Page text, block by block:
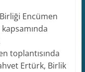
Encümen
toplantısında
Ertürk, Birlik